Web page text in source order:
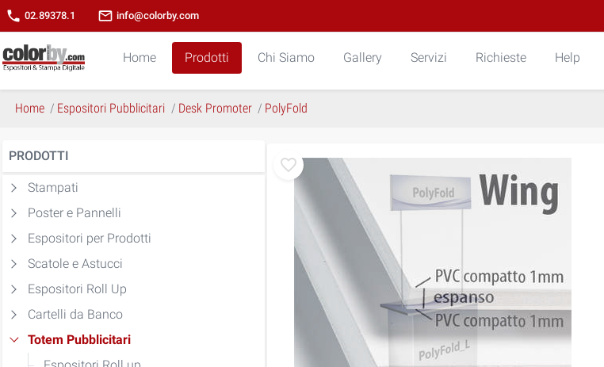
phone 02.89378.1 mail_outline info@colorby.com
Home Prodotti Chi Siamo Gallery Servizi Richieste Help
Home Espositori Pubblicitari Desk Promoter PolyFold
PRODOTTI
Stampati
Poster e Pannelli
Espositori per Prodotti
Scatole e Astucci
Espositori Roll Up
Cartelli da Banco
Totem Pubblicitari